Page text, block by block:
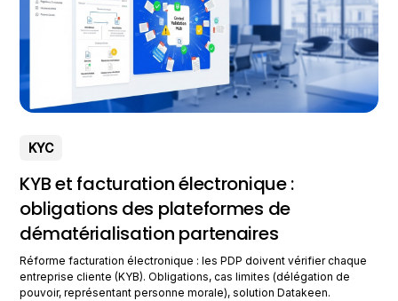
KYC
KYB et facturation électronique :
obligations des plateformes de
dématérialisation partenaires
Réforme facturation électronique : les PDP doivent vérifier chaque
entreprise cliente (KYB). Obligations, cas limites (délégation de
pouvoir, représentant personne morale), solution Datakeen.